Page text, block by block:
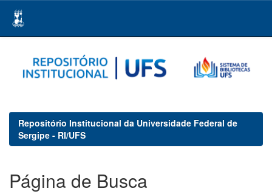
navigation
Repositório Institucional da Universidade Federal de
Sergipe - RI/UFS
Página de Busca